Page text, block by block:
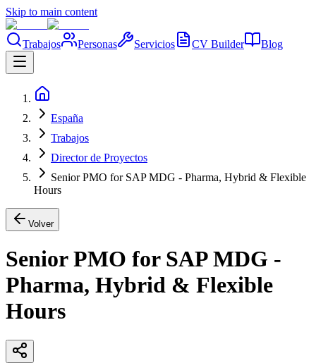
Skip to main content
Trabajos Personas Servicios CV Builder Blog
España
Trabajos
Director de Proyectos
Senior PMO for SAP MDG - Pharma, Hybrid & Flexible
Hours
Volver
Senior PMO for SAP MDG -
Pharma, Hybrid & Flexible
Hours